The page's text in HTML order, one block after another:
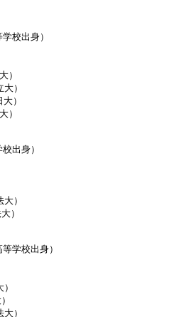
校出身）
）
）
）
）
出身）
）
）
学校出身）
）